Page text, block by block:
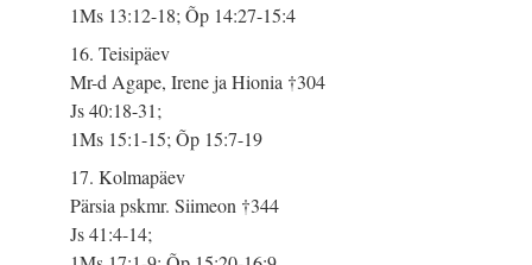
1Ms 13:12-18; Õp 14:27-15:4
16. Teisipäev
Mr-d Agape, Irene ja Hionia †304
Js 40:18-31;
1Ms 15:1-15; Õp 15:7-19
17. Kolmapäev
Pärsia pskmr. Siimeon †344
Js 41:4-14;